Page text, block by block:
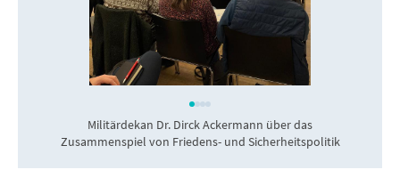
Militärdekan Dr. Dirck Ackermann über das
Zusammenspiel von Friedens- und Sicherheitspolitik